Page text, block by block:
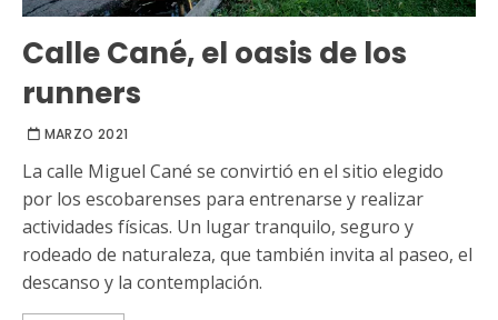
Calle Cané, el oasis de los
runners
MARZO 2021
La calle Miguel Cané se convirtió en el sitio elegido
por los escobarenses para entrenarse y realizar
actividades físicas. Un lugar tranquilo, seguro y
rodeado de naturaleza, que también invita al paseo, el
descanso y la contemplación.